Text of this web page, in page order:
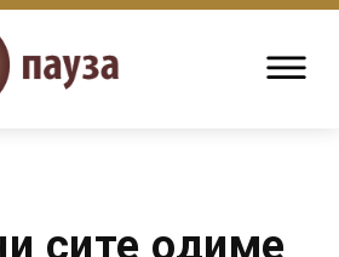
сите одиме